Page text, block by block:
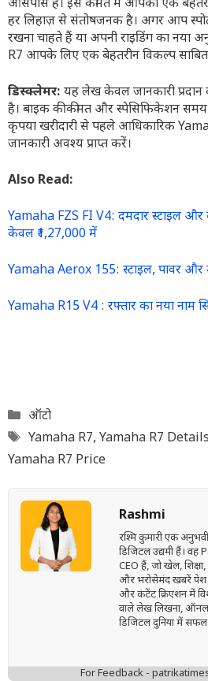
आसपास है। इस कीमत में आपको एक
हर लिहाज़ से संतोषजनक है। अगर आप
रखना चाहते हैं या अपनी राइडिंग का नया
R7 आपके लिए एक बेहतरीन विकल्प
डिस्क्लेमर: यह लेख केवल जानकारी प्रदान
है। बाइक की कीमत और स्पेसिफिकेशन
कृपया खरीदारी से पहले आधिकारिक
जानकारी अवश्य प्राप्त करें।
Also Read:
Yamaha FZS FI V4: दमदार स्टाइल और
केवल ₹1,27,000 में
Yamaha Aerox 155: स्टाइल, पावर
Yamaha R15 V4 : रफ्तार का नया नाम
Categories
ऑटो
Tags
Yamaha R7, Yamaha R7 Details
Yamaha R7 Price
Rashmi
रश्मि कुमारी एक
डिजिटल उद्यमी हैं।
CEO हैं, जो खेल,
और भरोसेमंद खबरें पेश
और कंटेंट क्रिएशन में
वाले लेख लिखना,
डिजिटल दुनिया में सफल
For Feedback -